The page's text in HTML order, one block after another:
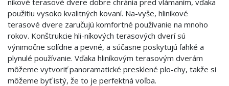
použitiu vysoko kvalitných kovaní. Na-vyše, hliníkové
terasové dvere zaručujú komfortné používanie na mnoho
rokov. Konštrukcie hli-níkových terasových dverí sú
výnimočne solídne a pevné, a súčasne poskytujú ľahké a
plynulé používanie. Vďaka hliníkovým terasovým dverám
môžeme vytvoriť panoramatické presklené plo-chy, takže si
môžeme byť istý, že to je perfektná voľba.